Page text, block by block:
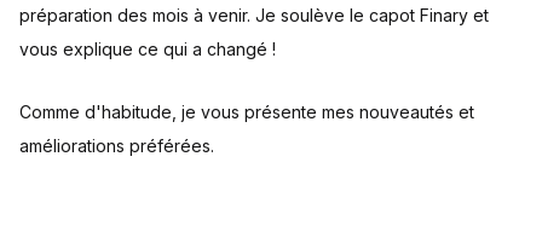
préparation des mois à venir. Je soulève le capot Finary et
vous explique ce qui a changé !
Comme d'habitude, je vous présente mes nouveautés et
améliorations préférées.